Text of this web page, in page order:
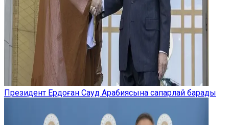
Президент Ердоған Сауд Арабиясына сапарлай барады